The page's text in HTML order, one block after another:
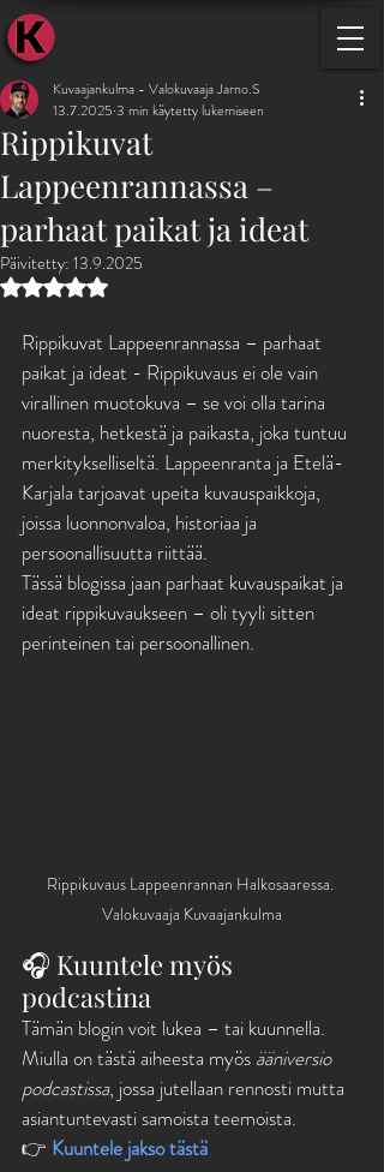
Rippikuvat
Lappeenrannassa –
parhaat paikat ja ideat
Kuvaajankulma - Valokuvaaja Jarno.S
13.7.2025 3 min käytetty lukemiseen
Päivitetty: 13.9.2025
Arvostelun tähtimäärä: epäluku/5
Rippikuvat Lappeenrannassa – parhaat
paikat ja ideat - Rippikuvaus ei ole vain
virallinen muotokuva – se voi olla tarina
nuoresta, hetkestä ja paikasta, joka tuntuu
merkitykselliseltä. Lappeenranta ja Etelä-
Karjala tarjoavat upeita kuvauspaikkoja,
joissa luonnonvaloa, historiaa ja
persoonallisuutta riittää.
Tässä blogissa jaan parhaat kuvauspaikat ja
ideat rippikuvaukseen – oli tyyli sitten
perinteinen tai persoonallinen.
Rippikuvaus Lappeenrannan Halkosaaressa.
Valokuvaaja Kuvaajankulma
🎧 Kuuntele myös
podcastina
Tämän blogin voit lukea – tai kuunnella.
Miulla on tästä aiheesta myös ääniversio
podcastissa, jossa jutellaan rennosti mutta
asiantuntevasti samoista teemoista.
👉 Kuuntele jakso tästä